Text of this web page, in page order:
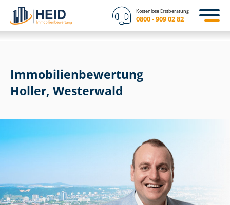
Kostenlose Erstberatung
0800 - 909 02 82
Immobilien­bewertung
Holler, Westerwald